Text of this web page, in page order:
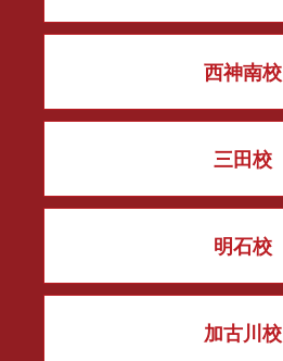
西神南校
三田校
明石校
加古川校